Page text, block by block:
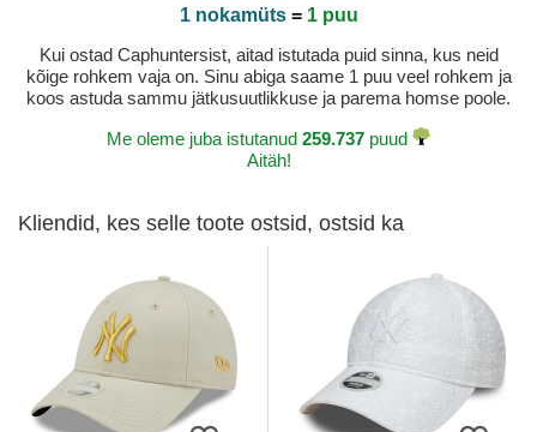
1 nokamüts= 1 puu
Kui ostad Caphuntersist, aitad istutada puid sinna, kus neid
kõige rohkem vaja on. Sinu abiga saame 1 puu veel rohkem ja
koos astuda sammu jätkusuutlikkuse ja parema homse poole.
Me oleme juba istutanud 259.737 puud
Aitäh!
Kliendid, kes selle toote ostsid, ostsid ka